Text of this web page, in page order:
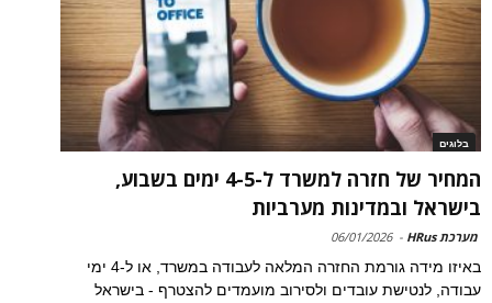
בלוגים
המחיר של חזרה למשרד ל-4-5 ימים בשבוע,
בישראל ובמדינות מערביות
מערכת HRus -
06/01/2026
באיזו מידה גורמת החזרה המלאה לעבודה במשרד, או ל-4 ימי
עבודה, לנטישת עובדים ולסירוב מועמדים להצטרף - בישראל